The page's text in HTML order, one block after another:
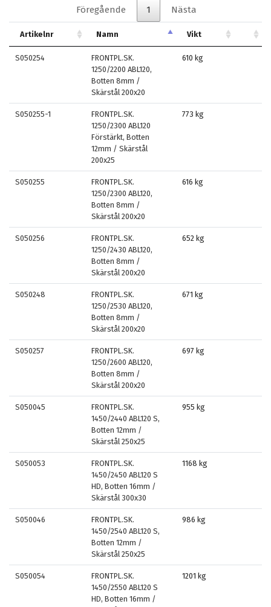
Föregående 1 Nästa
Artikelnr Namn Vikt
S050254
FRONTPL.SK.
1250/2200 ABL120,
Botten 8mm /
Skärstål 200x20
610 kg
S050255-1
FRONTPL.SK.
1250/2300 ABL120
Förstärkt, Botten
12mm / Skärstål
200x25
773 kg
S050255
FRONTPL.SK.
1250/2300 ABL120,
Botten 8mm /
Skärstål 200x20
616 kg
S050256
FRONTPL.SK.
1250/2430 ABL120,
Botten 8mm /
Skärstål 200x20
652 kg
S050248
FRONTPL.SK.
1250/2530 ABL120,
Botten 8mm /
Skärstål 200x20
671 kg
S050257
FRONTPL.SK.
1250/2600 ABL120,
Botten 8mm /
Skärstål 200x20
697 kg
S050045
FRONTPL.SK.
1450/2440 ABL120 S,
Botten 12mm /
Skärstål 250x25
955 kg
S050053
FRONTPL.SK.
1450/2450 ABL120 S
HD, Botten 16mm /
Skärstål 300x30
1168 kg
S050046
FRONTPL.SK.
1450/2540 ABL120 S,
Botten 12mm /
Skärstål 250x25
986 kg
S050054
FRONTPL.SK.
1450/2550 ABL120 S
HD, Botten 16mm /
1201 kg